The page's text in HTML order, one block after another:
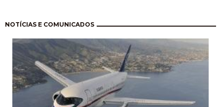
NOTÍCIAS E COMUNICADOS
Paginação